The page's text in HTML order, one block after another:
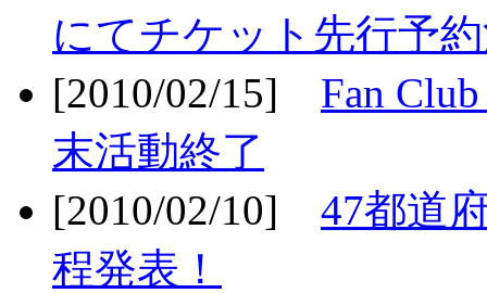
にてチケット先行予
[2010/02/15] Fan
末活動終了
[2010/02/10] 47都道
程発表！